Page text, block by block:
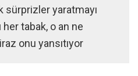
sürprizler yaratmayı
her tabak, o an ne
onu yansıtıyor